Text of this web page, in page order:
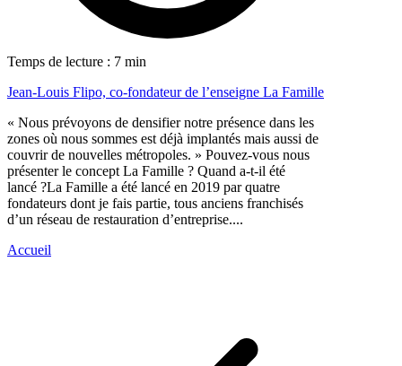
Temps de lecture : 7 min
Jean-Louis Flipo, co-fondateur de l’enseigne La Famille
« Nous prévoyons de densifier notre présence dans les
zones où nous sommes est déjà implantés mais aussi de
couvrir de nouvelles métropoles. » Pouvez-vous nous
présenter le concept La Famille ? Quand a-t-il été
lancé ?La Famille a été lancé en 2019 par quatre
fondateurs dont je fais partie, tous anciens franchisés
d’un réseau de restauration d’entreprise....
Accueil